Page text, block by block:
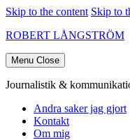
Skip to the content Skip to
ROBERT LÅNGSTRÖM
Menu Close
Journalistik &
Andra saker jag gjort
Kontakt
Om mig